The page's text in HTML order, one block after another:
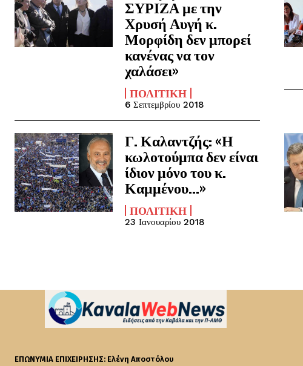
ΣΥΡΙΖΑ με την
Χρυσή Αυγή κ.
Μορφίδη δεν μπορεί
κανένας να τον
χαλάσει»
ΠΟΛΙΤΙΚΉ
6 Σεπτεμβρίου 2018
Γ. Καλαντζής: «Η
κωλοτούμπα δεν είναι
ίδιον μόνο του κ.
Καμμένου…»
ΠΟΛΙΤΙΚΉ
23 Ιανουαρίου 2018
ΕΠΩΝΥΜΙΑ ΕΠΙΧΕΙΡΗΣΗΣ: Ελένη Αποστόλου